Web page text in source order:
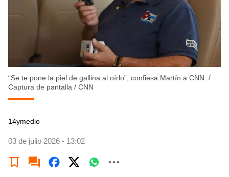
“Se te pone la piel de gallina al oírlo”, confiesa Martín a CNN. /
Captura de pantalla / CNN
14ymedio
03 de julio 2026 - 13:02